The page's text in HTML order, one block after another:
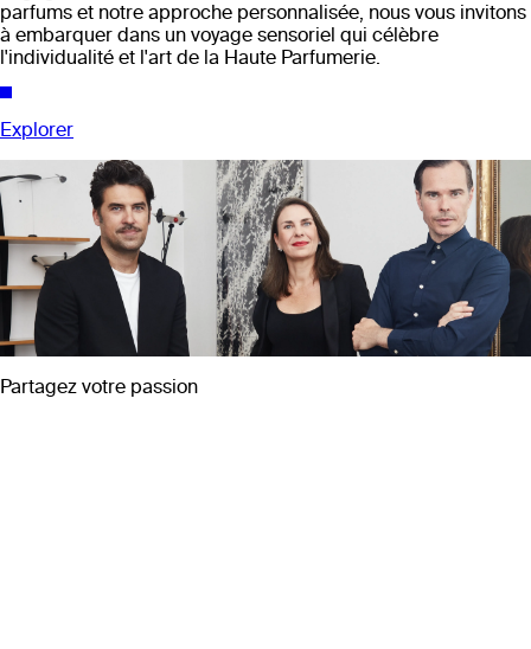
parfums et notre approche personnalisée, nous vous invitons
à embarquer dans un voyage sensoriel qui célèbre
l'individualité et l'art de la Haute Parfumerie.
Explorer
Partagez votre passion